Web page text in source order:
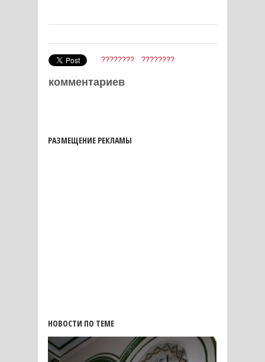
???????? ????????
комментариев
РАЗМЕЩЕНИЕ РЕКЛАМЫ
НОВОСТИ ПО ТЕМЕ